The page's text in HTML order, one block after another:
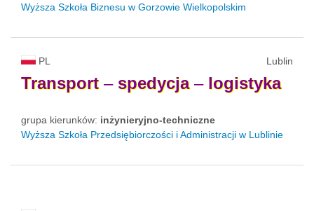
Wyższa Szkoła Biznesu w Gorzowie Wielkopolskim
PL Lublin
Transport– spedycja– logistyka
grupa kierunków: inżynieryjno-techniczne
Wyższa Szkoła Przedsiębiorczości i Administracji w Lublinie